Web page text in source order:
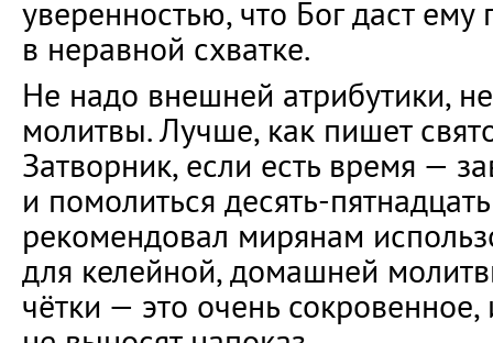
уверенностью, что Бог даст
в неравной схватке.
Не надо внешней атрибутики,
молитвы. Лучше, как пишет
Затворник, если есть время —
и помолиться десять-
рекомендовал мирянам
для келейной, домашней
чётки — это очень сокровенное,